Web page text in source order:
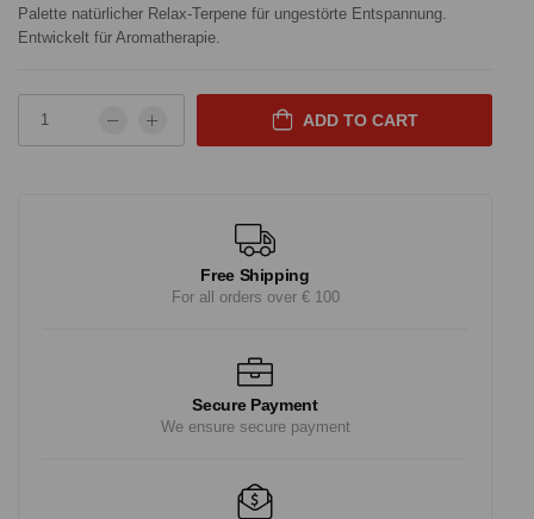
Palette natürlicher Relax-Terpene für ungestörte Entspannung.
Entwickelt für Aromatherapie.
ADD TO CART
Free Shipping
For all orders over € 100
Secure Payment
We ensure secure payment